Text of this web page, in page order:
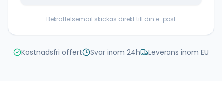
Bekräftelsemail skickas direkt till din e-post
Kostnadsfri offert Svar inom 24h Leverans inom EU